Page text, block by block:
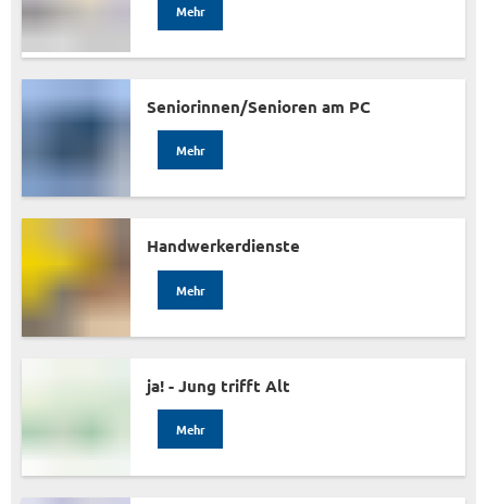
Mehr
Seniorinnen/Senioren am PC
Mehr
Handwerkerdienste
Mehr
ja! - Jung trifft Alt
Mehr